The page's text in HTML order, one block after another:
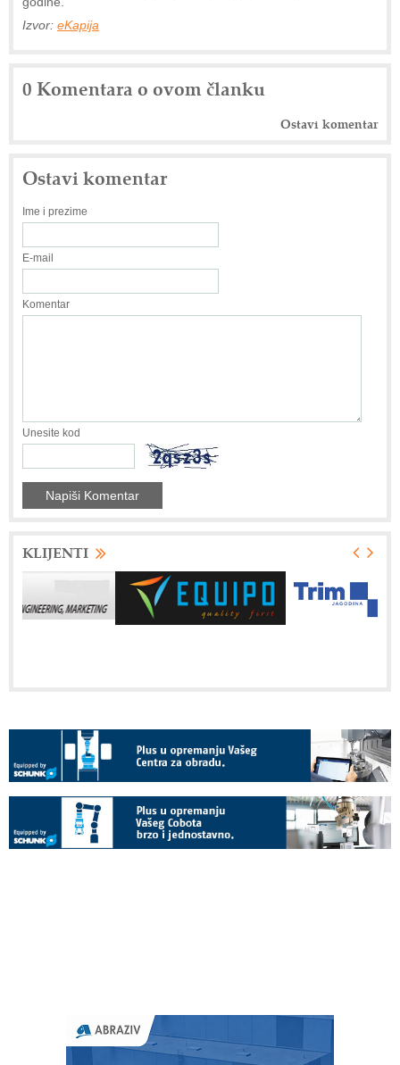
Izvor: eKapija
0 Komentara o ovom članku
Ostavi komentar
Ostavi komentar
Ime i prezime
E-mail
Komentar
Unesite kod
KLIJENTI